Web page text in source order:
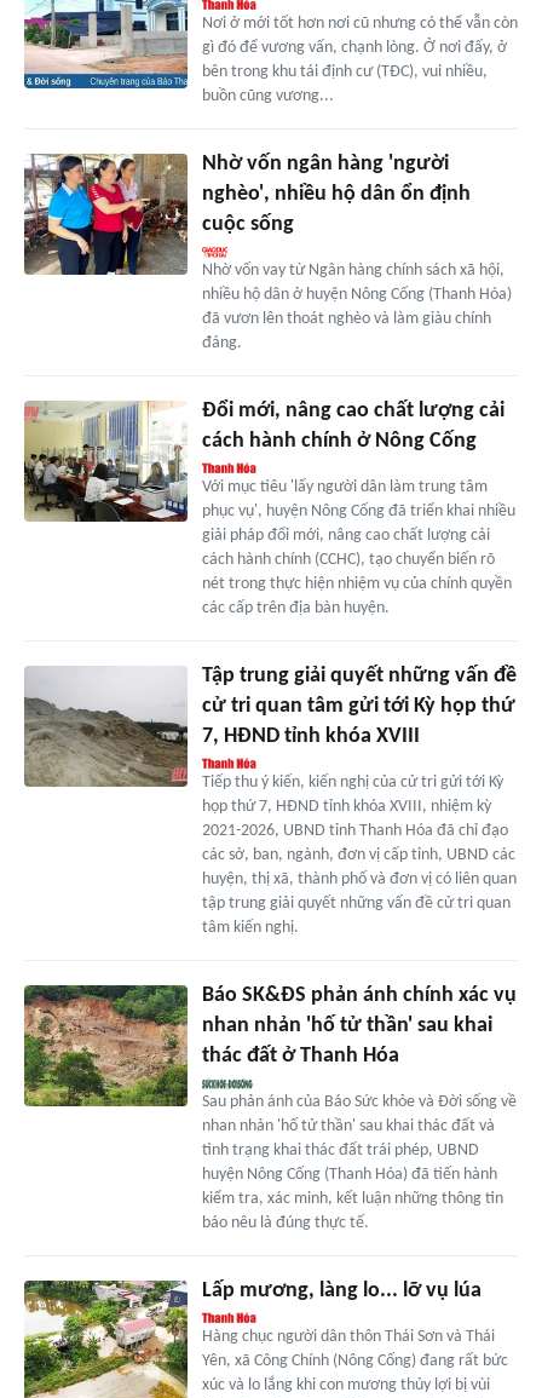
Nơi ở mới tốt hơn nơi cũ nhưng có thể vẫn còn
gì đó để vương vấn, chạnh lòng. Ở nơi đấy, ở
bên trong khu tái định cư (TĐC), vui nhiều,
buồn cũng vương...
Nhờ vốn ngân hàng 'người
nghèo', nhiều hộ dân ổn định
cuộc sống
Nhờ vốn vay từ Ngân hàng chính sách xã hội,
nhiều hộ dân ở huyện Nông Cống (Thanh Hóa)
đã vươn lên thoát nghèo và làm giàu chính
đáng.
Đổi mới, nâng cao chất lượng cải
cách hành chính ở Nông Cống
Với mục tiêu 'lấy người dân làm trung tâm
phục vụ', huyện Nông Cống đã triển khai nhiều
giải pháp đổi mới, nâng cao chất lượng cải
cách hành chính (CCHC), tạo chuyển biến rõ
nét trong thực hiện nhiệm vụ của chính quyền
các cấp trên địa bàn huyện.
Tập trung giải quyết những vấn đề
cử tri quan tâm gửi tới Kỳ họp thứ
7, HĐND tỉnh khóa XVIII
Tiếp thu ý kiến, kiến nghị của cử tri gửi tới Kỳ
họp thứ 7, HĐND tỉnh khóa XVIII, nhiệm kỳ
2021-2026, UBND tỉnh Thanh Hóa đã chỉ đạo
các sở, ban, ngành, đơn vị cấp tỉnh, UBND các
huyện, thị xã, thành phố và đơn vị có liên quan
tập trung giải quyết những vấn đề cử tri quan
tâm kiến nghị.
Báo SK&ĐS phản ánh chính xác vụ
nhan nhản 'hố tử thần' sau khai
thác đất ở Thanh Hóa
Sau phản ánh của Báo Sức khỏe và Đời sống về
nhan nhản 'hố tử thần' sau khai thác đất và
tình trạng khai thác đất trái phép, UBND
huyện Nông Cống (Thanh Hóa) đã tiến hành
kiểm tra, xác minh, kết luận những thông tin
báo nêu là đúng thực tế.
Lấp mương, làng lo... lỡ vụ lúa
Hàng chục người dân thôn Thái Sơn và Thái
Yên, xã Công Chính (Nông Cống) đang rất bức
xúc và lo lắng khi con mương thủy lợi bị vùi